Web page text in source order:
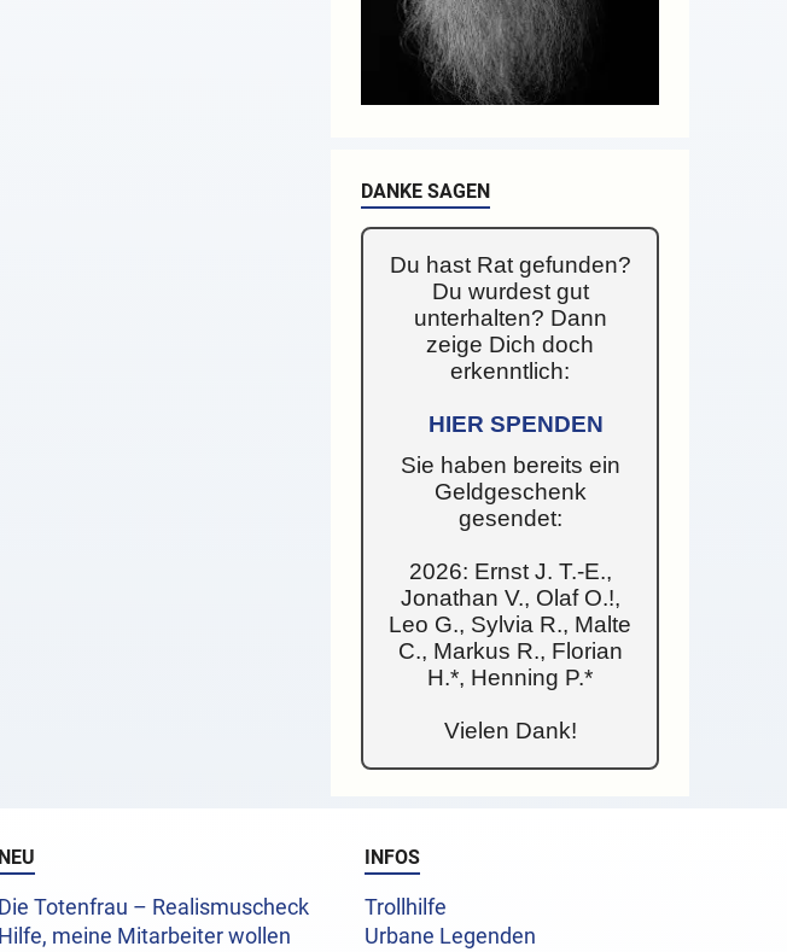
DANKE SAGEN
Du hast Rat gefunden?
Du wurdest gut
unterhalten? Dann
zeige Dich doch
erkenntlich:
HIER SPENDEN
Sie haben bereits ein
Geldgeschenk
gesendet:
2026: Ernst J. T.-E.,
Jonathan V., Olaf O.!,
Leo G., Sylvia R., Malte
C., Markus R., Florian
H.*, Henning P.*
Vielen Dank!
NEU
Die Totenfrau – Realismuscheck
Hilfe, meine Mitarbeiter wollen
INFOS
Trollhilfe
Urbane Legenden